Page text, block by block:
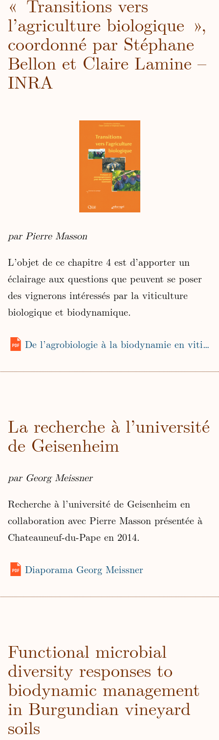
l’agriculture biologique »,
coordonné par Stéphane
Bellon et Claire Lamine –
INRA
par Pierre Masson
L’objet de ce chapitre 4 est d’apporter un
éclairage aux questions que peuvent se poser
des vignerons intéressés par la viticulture
biologique et biodynamique.
De l’agrobiologie à la biodynamie en viticulture (2009)
La recherche à l’université
de Geisenheim
par Georg Meissner
Recherche à l’université de Geisenheim en
collaboration avec Pierre Masson présentée à
Chateauneuf-du-Pape en 2014.
Diaporama Georg Meissner
Functional microbial
diversity responses to
biodynamic management
in Burgundian vineyard
soils